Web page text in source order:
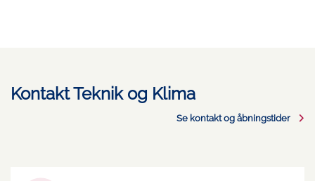
Kontakt Teknik og Klima
Se kontakt og åbningstider